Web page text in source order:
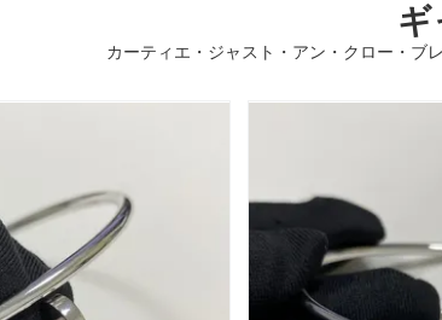
ギ
カーティエ・ジャスト・アン・クロー・ブ